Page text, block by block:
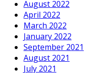
August 2022
April 2022
March 2022
January 2022
September 2021
August 2021
July 2021